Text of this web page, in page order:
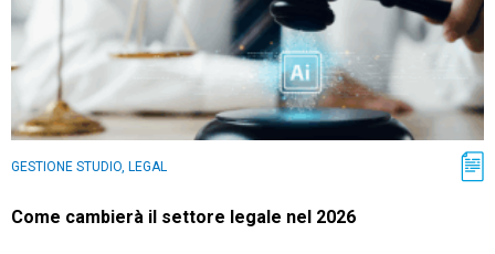
GESTIONE STUDIO, LEGAL
Come cambierà il settore legale nel 2026